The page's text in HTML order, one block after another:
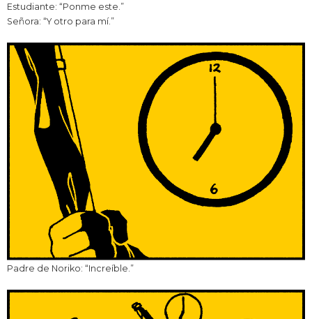
Estudiante: “Ponme este.”
Señora: “Y otro para mí.”
Padre de Noriko: “Increíble.”